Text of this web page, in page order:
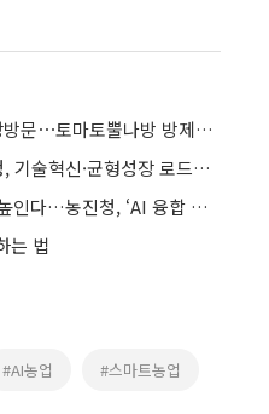
이승돈 농진청장, 취임 첫 현장방문⋯토마토뿔나방 방제상황 점검
AI로 ‘더 커가는 농업’…농진청, 기술혁신·균형성장 로드맵 공개
인공지능으로 농가소득 20% 높인다…농진청, ‘AI 융합 전략’ 전면 가동
는 법
#AI농업 #스마트농업